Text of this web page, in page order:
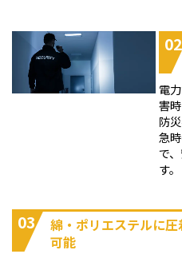
02
電
害
防
急
で
す。
03
綿・ポリエステルに圧
可能